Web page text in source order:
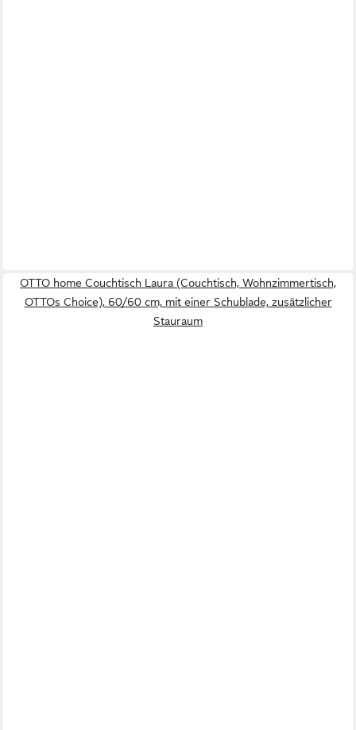
OTTO home Couchtisch Laura (Couchtisch, Wohnzimmertisch,
OTTOs Choice), 60/60 cm, mit einer Schublade, zusätzlicher
Stauraum